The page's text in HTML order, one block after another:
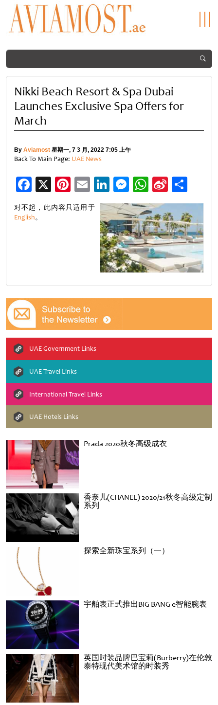
Prada 2020秋冬高级成衣
香奈儿(CHANEL) 2020/21秋冬高级定制
系列
探索全新珠宝系列（一）
宇舶表正式推出BIG BANG e智能腕表
英国时装品牌巴宝莉(Burberry)在伦敦
泰特现代美术馆的时装秀
Nikki Beach Resort & Spa Dubai
Launches Exclusive Spa Offers for
March
By Aviamost 星期一, 7 3 月, 2022 7:05 上午
Back To Main Page: UAE News
Facebook
X Pinterest
EmailLinkedIn
Messenger
WhatsApp
Sina
Weibo
享
对不起，此内容只适用于
English。
UAE Government Links
UAE Travel Links
International Travel Links
UAE Hotels Links